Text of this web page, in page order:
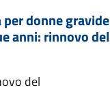
donne gravide
anni: rinnovo del
del